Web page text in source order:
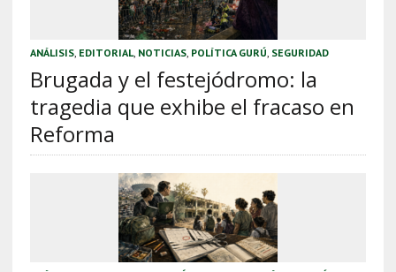
ANÁLISIS, EDITORIAL, NOTICIAS, POLÍTICA GURÚ SEGURIDAD
Brugada y el festejódromo: la
tragedia que exhibe el fracaso en
Reforma